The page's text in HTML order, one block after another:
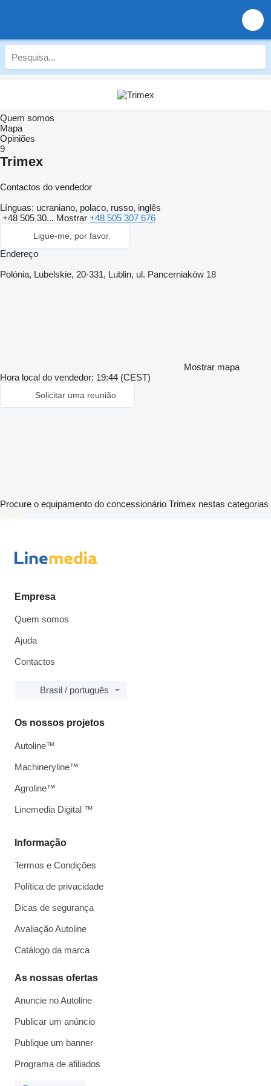
Quem somos
Mapa
Opiniões
9
Trimex
Contactos do vendedor
Línguas: ucraniano, polaco, russo, inglês
+48 505 30... Mostrar +48 505 307 676
Ligue-me, por favor.
Endereço
Polónia, Lubelskie, 20-331, Lublin, ul. Pancerniaków 18
Mostrar mapa
Hora local do vendedor: 19:44 (CEST)
Solicitar uma reunião
Procure o equipamento do concessionário Trimex nestas categorias
disallow-in-dsa
Empresa
Quem somos
Ajuda
Contactos
Brasil / português
Informação
Termos e Condições
Política de privacidade
Dicas de segurança
Avaliação Autoline
Catálogo da marca
As nossas ofertas
Anuncie no Autoline
Publicar um anúncio
Publique um banner
Programa de afiliados
Os nossos projetos
Autoline™
Machineryline™
Agroline™
Linemedia Digital ™